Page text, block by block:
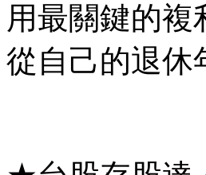
用最關鍵的複
從自己的退休